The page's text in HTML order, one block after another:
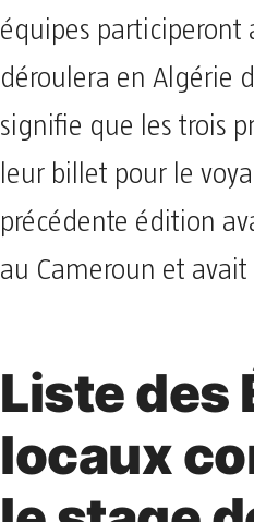
équipes participeront
déroulera en Algérie
signifie que les trois
leur billet pour le
précédente édition
au Cameroun et
Liste des
locaux